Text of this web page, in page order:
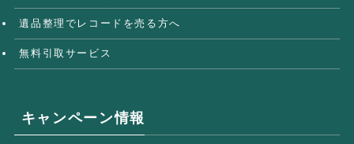
遺品整理でレコードを売る方へ
無料引取サービス
キャンペーン情報